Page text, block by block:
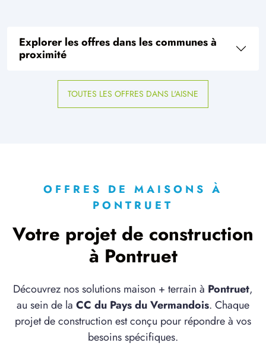
Explorer les offres dans les communes à
proximité
TOUTES LES OFFRES DANS L'AISNE
OFFRES DE MAISONS À
PONTRUET
Votre projet de construction
à Pontruet
Découvrez nos solutions maison + terrain à Pontruet,
au sein de la CC du Pays du Vermandois. Chaque
projet de construction est conçu pour répondre à vos
besoins spécifiques.